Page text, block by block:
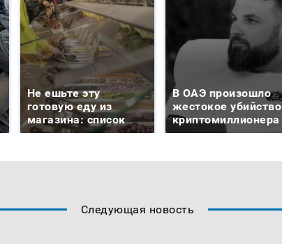
Не ешьте эту
готовую еду из
магазина: список
В ОАЭ произошло
жестокое убийство
криптомиллионера
Следующая новость